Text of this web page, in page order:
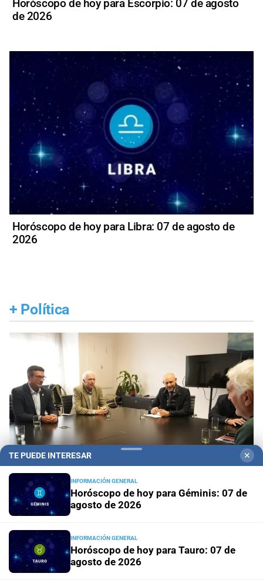
Horóscopo de hoy para Escorpio: 07 de agosto
de 2026
Horóscopo de hoy para Libra: 07 de agosto de
2026
+ Política
Junto a la Región Centro Santa Fe presentó ante
energéticos en la industria
Media sanción para la emergencia
TE PUEDE INTERESAR ✕
INFORMACIÓN GENERAL
Horóscopo de hoy para Géminis: 07 de
agosto de 2026
INFORMACIÓN GENERAL
Horóscopo de hoy para Tauro: 07 de
agosto de 2026